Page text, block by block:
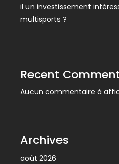
il un investissement
multisports ?
Recent
Aucun commentaire à
Archives
août 2026